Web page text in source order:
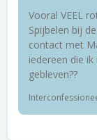
Vooral VEEL
Spijbelen bij
contact met
iedereen die
gebleven??